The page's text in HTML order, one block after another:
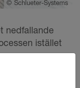
© Schlueter-Systems
nedfallande
istället